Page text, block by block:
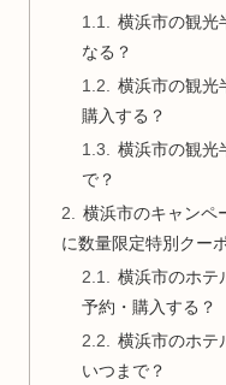
横浜市の観光
なる？
横浜市の観光
購入する？
横浜市の観光
で？
横浜市のキャンペ
に数量限定特別クー
横浜市のホテ
予約・購入する？
横浜市のホテ
いつまで？